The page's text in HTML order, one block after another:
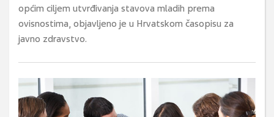
općim ciljem utvrđivanja stavova mladih prema
ovisnostima, objavljeno je u Hrvatskom časopisu za
javno zdravstvo.